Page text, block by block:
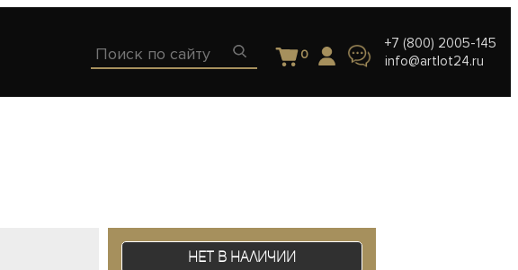
0
+7 (800) 2005-145
info@artlot24.ru
Нет в наличии